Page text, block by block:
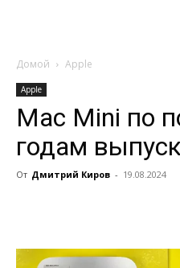
Домой Apple
Apple
Mac Mini по
годам
От Дмитрий Киров - 19.08.2024